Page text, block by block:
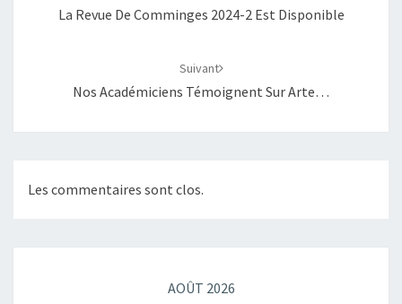
La Revue De Comminges 2024-2 Est Disponible
Suivant
Nos Académiciens Témoignent Sur Arte…
Les commentaires sont clos.
AOÛT 2026